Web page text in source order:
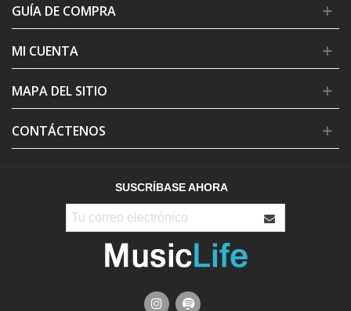
GUÍA DE COMPRA
MI CUENTA
MAPA DEL SITIO
CONTÁCTENOS
SUSCRÍBASE AHORA